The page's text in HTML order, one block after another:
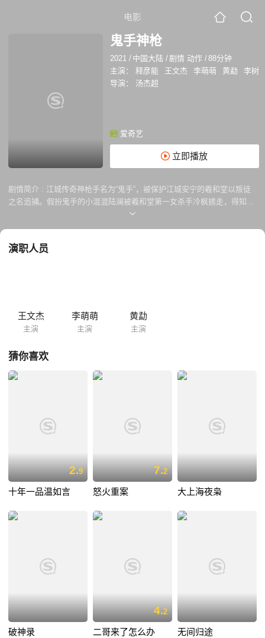
电影
鬼手神枪
2021 / 中国大陆 /剧情 动作 /88分钟
主演：
释彦能 王文杰 李萌萌 黄勐
李树
导演：
汤杰超
爱奇艺
立即播放
剧情简介 : 江城传奇神枪手名为“鬼手”，被保护江城安宁的羲和堂以叛徒
之名追捕。假扮鬼手的小混混陆澜被羲和堂第一女杀手冷枫掳走，得知哥
哥沈烈曾是羲和堂人，但被鬼手所杀，心生恨意。羲和堂将拥有慢视天赋
报仇，在生死枪战之际，却发现鬼手的真实身份竟是他死去的大哥，原来
演职人员
王文杰
主演
李萌萌
主演
黄勐
主演
猜你喜欢
2.9
十年一品温如言
7.2
怒火重案 大上海夜枭
破神录
4.2
二哥来了怎么办 无间归途